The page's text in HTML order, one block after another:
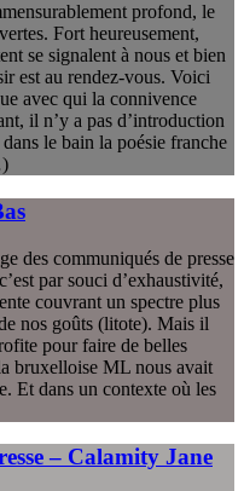
profond, le
Fort heureusement,
se signalent à nous et bien
est au rendez-vous. Voici
avec qui la connivence
il n’y a pas d’introduction
le bain la poésie franche
des communiqués de presse
par souci d’exhaustivité,
couvrant un spectre plus
nos goûts (litote). Mais il
pour faire de belles
bruxelloise ML nous avait
Et dans un contexte où les
– Calamity Jane